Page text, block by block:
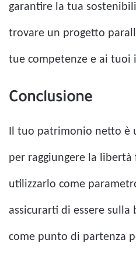
garantire la tua
trovare un progetto
tue competenze e ai tuoi
Conclusione
Il tuo patrimonio netto è
per raggiungere la libertà
utilizzarlo come
assicurarti di essere
come punto di partenza